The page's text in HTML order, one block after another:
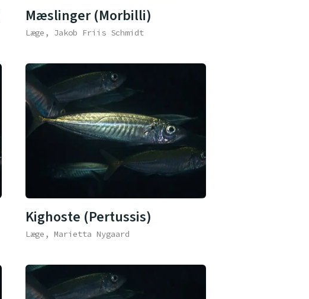
Mæslinger (Morbilli)
Læge, Jakob Friis Schmidt
Kighoste (Pertussis)
Læge, Marietta Nygaard